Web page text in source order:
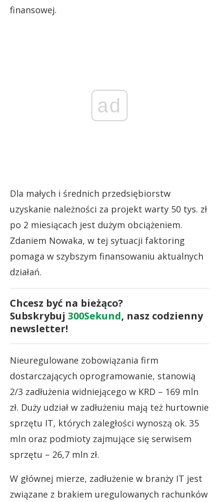
finansowej.
ad
Dla małych i średnich przedsiębiorstw
uzyskanie należności za projekt warty 50 tys. zł
po 2 miesiącach jest dużym obciążeniem.
Zdaniem Nowaka, w tej sytuacji faktoring
pomaga w szybszym finansowaniu aktualnych
działań.
Chcesz być na bieżąco?
Subskrybuj 300Sekund, nasz codzienny
newsletter!
Nieuregulowane zobowiązania firm
dostarczających oprogramowanie, stanowią
2/3 zadłużenia widniejącego w KRD – 169 mln
zł. Duży udział w zadłużeniu mają też hurtownie
sprzętu IT, których zaległości wynoszą ok. 35
mln oraz podmioty zajmujące się serwisem
sprzętu – 26,7 mln zł.
W głównej mierze, zadłużenie w branży IT jest
związane z brakiem uregulowanych rachunków